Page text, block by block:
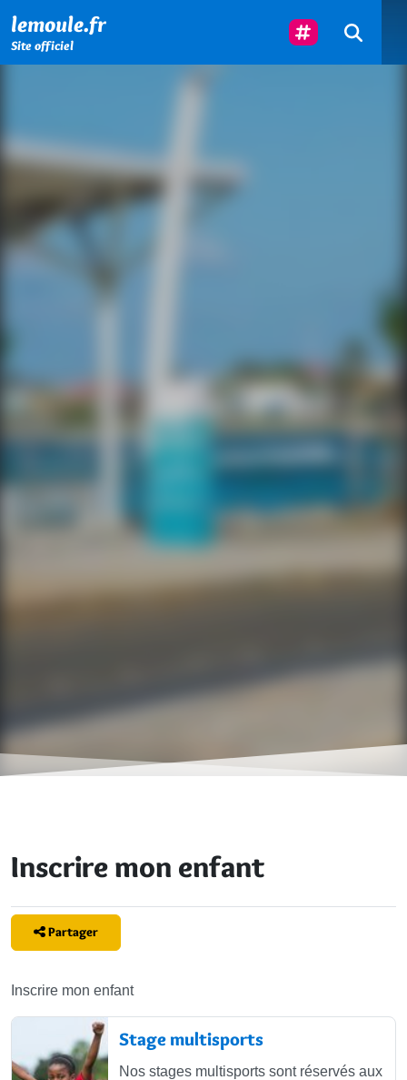
lemoule.fr
Site officiel
Suivez-Nous
Inscrire mon enfant
Partager
Inscrire mon enfant
Stage multisports
Nos stages multisports sont réservés aux